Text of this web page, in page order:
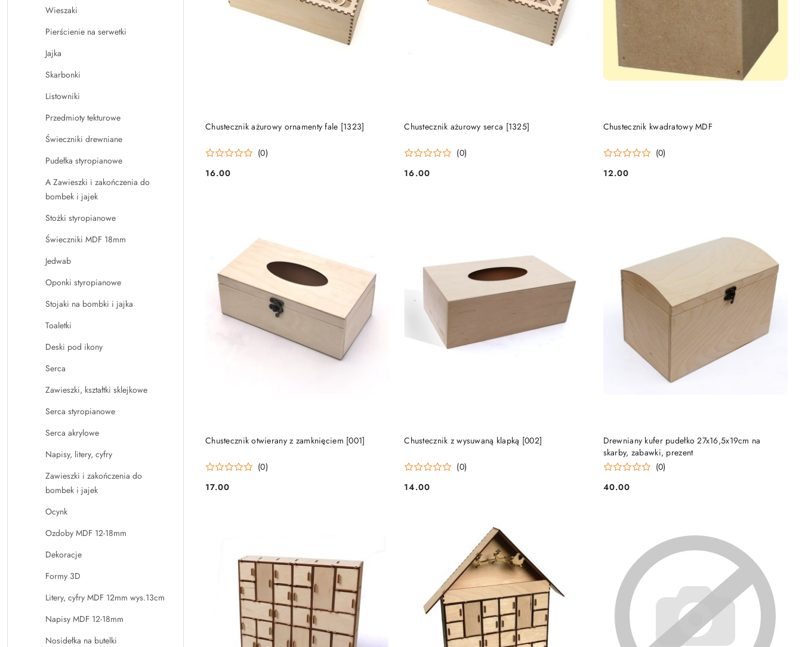
Wieszaki
Pierścienie na serwetki
Jajka
Skarbonki
Listowniki
Przedmioty tekturowe
Świeczniki drewniane
Pudełka styropianowe
A Zawieszki i zakończenia do
bombek i jajek
Stożki styropianowe
Świeczniki MDF 18mm
Jedwab
Oponki styropianowe
Stojaki na bombki i jajka
Toaletki
Deski pod ikony
Serca
Zawieszki, kształtki sklejkowe
Serca styropianowe
Serca akrylowe
Napisy, litery, cyfry
Zawieszki i zakończenia do
bombek i jajek
Ocynk
Ozdoby MDF 12-18mm
Dekoracje
Formy 3D
Litery, cyfry MDF 12mm wys.13cm
Napisy MDF 12-18mm
Nosidełka na butelki
Chustecznik ażurowy ornamenty fale [1323]
(0)
Cena:
16.00
DO KOSZYKA Chustecznik ażurowy serca [1325]
(0)
Cena:
16.00
DO KOSZYKA Chustecznik kwadratowy MDF
(0)
Cena:
12.00
DO KOSZYKA
Chustecznik otwierany z zamknięciem [001]
(0)
Cena:
17.00
DO KOSZYKA Chustecznik z wysuwaną klapką [002]
(0)
Cena:
14.00
DO KOSZYKA
Drewniany kufer pudełko 27x16,5x19cm na
skarby, zabawki, prezent
(0)
Cena:
40.00
DO KOSZYKA